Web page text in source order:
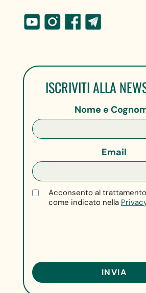
ISCRIVITI ALLA
Nome e
Email
Acconsento al
come indicato nella